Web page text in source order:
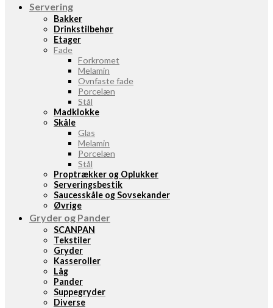
Servering
Bakker
Drinkstilbehør
Etager
Fade
Forkromet
Melamin
Ovnfaste fade
Porcelæn
Stål
Madklokke
Skåle
Glas
Melamin
Porcelæn
Stål
Proptrækker og Oplukker
Serveringsbestik
Saucesskåle og Sovsekander
Øvrige
Gryder og Pander
SCANPAN
Tekstiler
Gryder
Kasseroller
Låg
Pander
Suppegryder
Diverse